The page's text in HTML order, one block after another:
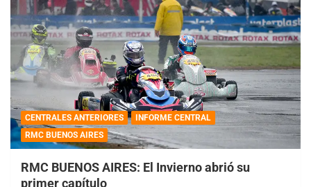
CENTRALES ANTERIORES
INFORME CENTRAL
RMC BUENOS AIRES
RMC BUENOS AIRES: El Invierno abrió su
primer capítulo